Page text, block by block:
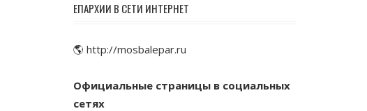
ЕПАРХИИ В СЕТИ ИНТЕРНЕТ
🌎 http://mosbalepar.ru
Официальные страницы в социальных
сетях